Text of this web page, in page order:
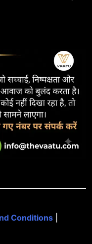
Conditions